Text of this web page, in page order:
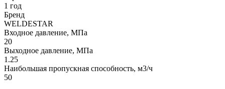
1 год
Бренд
WELDESTAR
Входное давление, МПа
20
Выходное давление, МПа
1.25
Наибольшая пропускная способность, м3/ч
50